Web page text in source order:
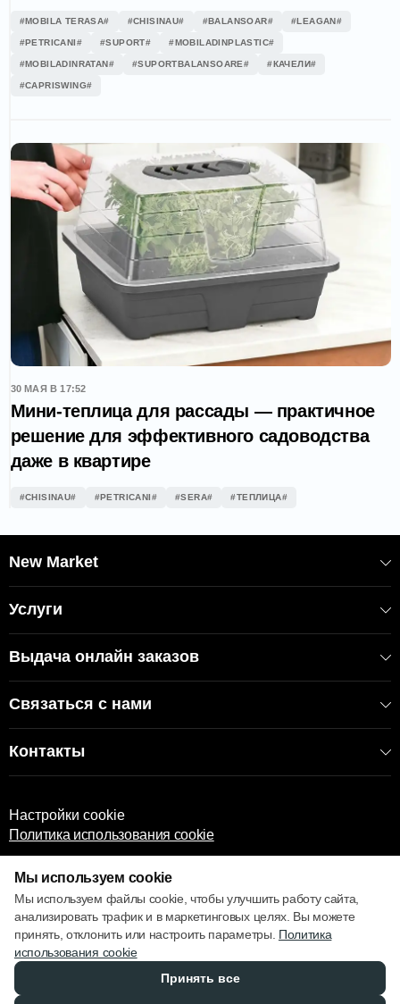
#MOBILA TERASA# #CHISINAU# #BALANSOAR# #LEAGAN#
#PETRICANI# #SUPORT# #MOBILADINPLASTIC#
#MOBILADINRATAN# #SUPORTBALANSOARE# #КАЧЕЛИ#
#CAPRISWING#
30 МАЯ В 17:52
Мини-теплица для рассады — практичное
решение для эффективного садоводства
даже в квартире
#CHISINAU# #PETRICANI# #SERA# #ТЕПЛИЦА#
New Market
Услуги
Выдача онлайн заказов
Связаться с нами
Контакты
Настройки cookie
Политика использования cookie
© 2013 – 2026 ECOM
Мы используем cookie
Мы используем файлы cookie, чтобы улучшить работу сайта,
анализировать трафик и в маркетинговых целях. Вы можете
принять, отклонить или настроить параметры. Политика
использования cookie
Принять все